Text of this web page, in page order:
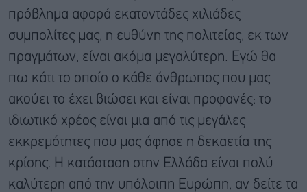
πρόβλημα αφορά εκατοντάδες χιλιάδες
συμπολίτες μας, η ευθύνη της πολιτείας, εκ των
πραγμάτων, είναι ακόμα μεγαλύτερη. Εγώ θα
πω κάτι το οποίο ο κάθε άνθρωπος που μας
ακούει το έχει βιώσει και είναι προφανές: το
ιδιωτικό χρέος είναι μια από τις μεγάλες
εκκρεμότητες που μας άφησε η δεκαετία της
κρίσης. Η κατάσταση στην Ελλάδα είναι πολύ
καλύτερη από την υπόλοιπη Ευρώπη, αν δείτε τα